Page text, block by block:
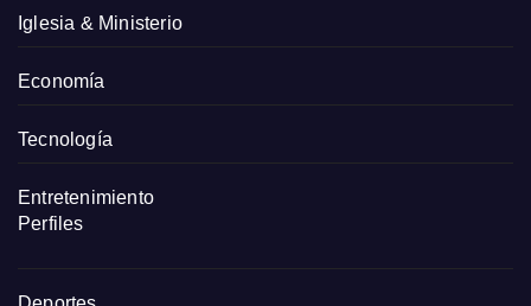
Iglesia & Ministerio
Economía
Tecnología
Entretenimiento
Perfiles